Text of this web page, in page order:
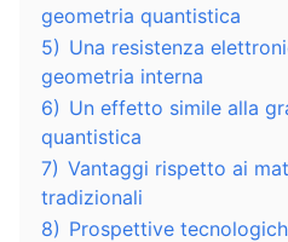
geometria quantistica
5) Una resistenza
geometria interna
6) Un effetto simile alla
quantistica
7) Vantaggi rispetto ai
tradizionali
8) Prospettive